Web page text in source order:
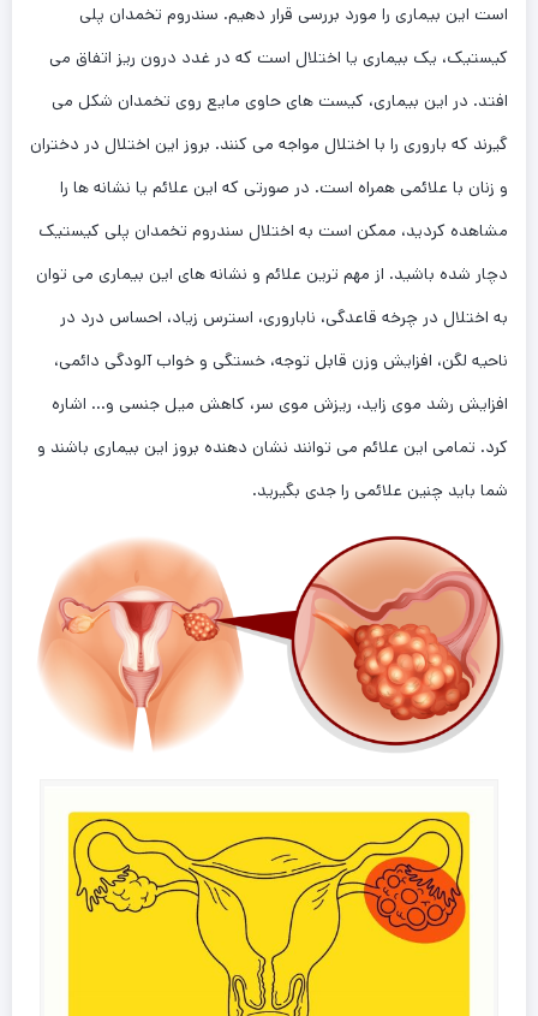
است این بیماری را مورد بررسی قرار دهیم. سندروم تخمدان پلی
کیستیک، یک بیماری یا اختلال است که در غدد درون ریز اتفاق می
افتد. در این بیماری، کیست های حاوی مایع روی تخمدان شکل می
گیرند که باروری را با اختلال مواجه می کنند. بروز این اختلال در دختران
و زنان با علائمی همراه است. در صورتی که این علائم یا نشانه ها را
مشاهده کردید، ممکن است به اختلال سندروم تخمدان پلی کیستیک
دچار شده باشید. از مهم ترین علائم و نشانه های این بیماری می توان
به اختلال در چرخه قاعدگی، ناباروری، استرس زیاد، احساس درد در
ناحیه لگن، افزایش وزن قابل توجه، خستگی و خواب آلودگی دائمی،
افزایش رشد موی زاید، ریزش موی سر، کاهش میل جنسی و… اشاره
کرد. تمامی این علائم می توانند نشان دهنده بروز این بیماری باشند و
شما باید چنین علائمی را جدی بگیرید.